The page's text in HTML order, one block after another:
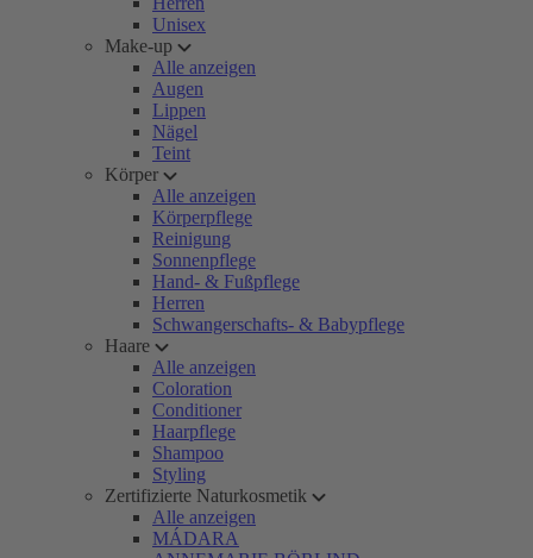
Unisex
Make-up
Alle anzeigen
Augen
Lippen
Nägel
Teint
Körper
Alle anzeigen
Körperpflege
Reinigung
Sonnenpflege
Hand- & Fußpflege
Herren
Schwangerschafts- & Babypflege
Haare
Alle anzeigen
Coloration
Conditioner
Haarpflege
Shampoo
Styling
Zertifizierte Naturkosmetik
Alle anzeigen
MÁDARA